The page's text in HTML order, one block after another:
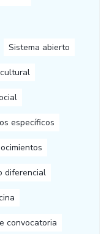
Sistema abierto
específicos
diferencial
convocatoria